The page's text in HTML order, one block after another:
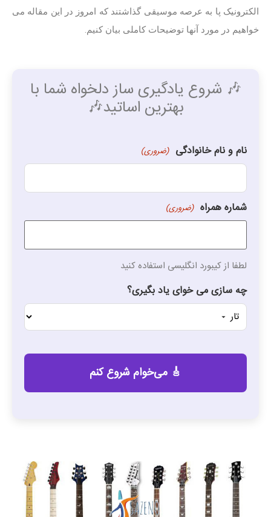
الکترونیک پا به عرصه موسیقی گذاشتند که امروز در این مقاله می
خواهیم در مورد آنها توضیحات کاملی بیان کنیم.
🎶 شروع یادگیری ساز دلخواه شما با
بهترین اساتید🎶
نام و نام خانوادگی (ضروری)
شماره همراه (ضروری)
لطفا از کیبورد انگلیسی استفاده کنید
چه سازی می خوای یاد بگیری؟